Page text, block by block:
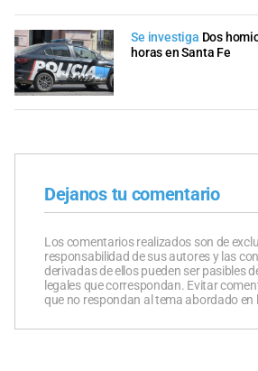
Se investiga Dos
horas en Santa Fe
Dejanos tu comentario
Los comentarios realizados son de
responsabilidad de sus autores y las
derivadas de ellos pueden ser pasibles
legales que correspondan. Evitar
que no respondan al tema abordado en